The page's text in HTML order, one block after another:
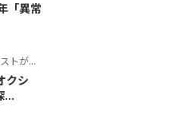
「異常
マの本質
クシ
...